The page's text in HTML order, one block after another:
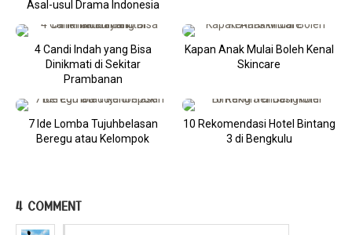
Asal-usul Drama Indonesia
4 Candi Indah yang Bisa
Dinikmati di Sekitar
Prambanan
Kapan Anak Mulai Boleh Kenal
Skincare
7 Ide Lomba Tujuhbelasan
Beregu atau Kelompok
10 Rekomendasi Hotel Bintang
3 di Bengkulu
4 COMMENT